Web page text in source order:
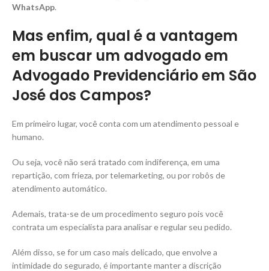
WhatsApp.
Mas enfim, qual é a vantagem
em buscar um advogado em
Advogado Previdenciário em São
José dos Campos?
Em primeiro lugar, você conta com um atendimento pessoal e
humano.
Ou seja, você não será tratado com indiferença, em uma
repartição, com frieza, por telemarketing, ou por robôs de
atendimento automático.
Ademais, trata-se de um procedimento seguro pois você
contrata um especialista para analisar e regular seu pedido.
Além disso, se for um caso mais delicado, que envolve a
intimidade do segurado, é importante manter a discrição